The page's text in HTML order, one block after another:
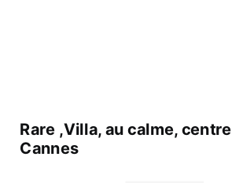
Rare ,Villa, au calme, centre
Cannes